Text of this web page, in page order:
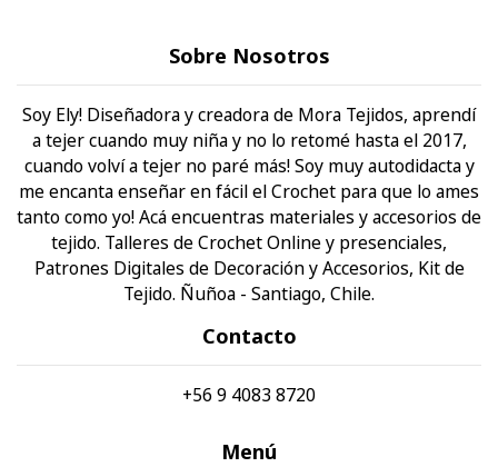
Sobre Nosotros
Soy Ely! Diseñadora y creadora de Mora Tejidos, aprendí
a tejer cuando muy niña y no lo retomé hasta el 2017,
cuando volví a tejer no paré más! Soy muy autodidacta y
me encanta enseñar en fácil el Crochet para que lo ames
tanto como yo! Acá encuentras materiales y accesorios de
tejido. Talleres de Crochet Online y presenciales,
Patrones Digitales de Decoración y Accesorios, Kit de
Tejido. Ñuñoa - Santiago, Chile.
Contacto
+56 9 4083 8720
Menú